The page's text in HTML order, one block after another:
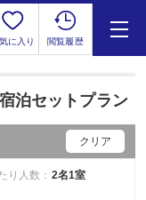
に入り 閲覧履歴
泊セットプラン
クリア
り人数： 2名1室